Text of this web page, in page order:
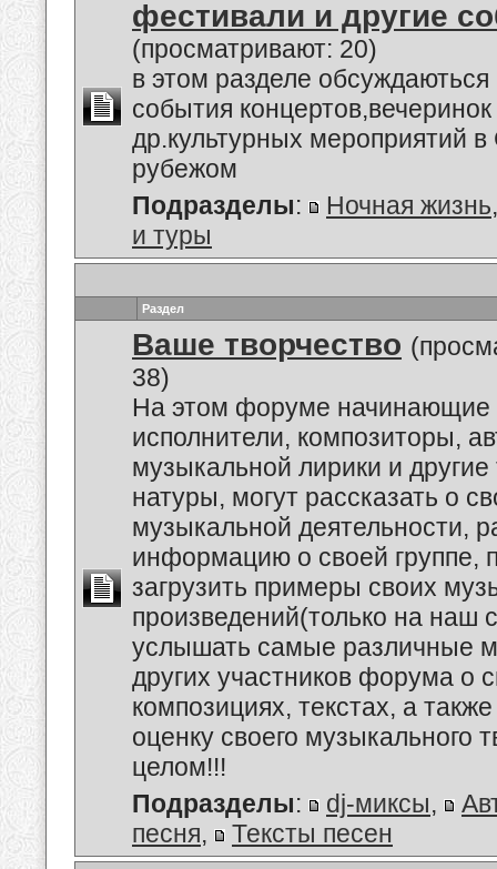
фестивали и другие
(просматривают: 20)
в этом разделе
события
др.культурных мероприятий
рубежом
Подразделы: Ночная жизнь
и туры
Раздел
Ваше творчество
38)
На этом форуме начинающие
исполнители, композиторы,
музыкальной лирики и другие
натуры, могут рассказать о
музыкальной деятельности,
информацию о своей группе,
загрузить примеры своих
произведений(только на наш
услышать самые различные
других участников форума о
композициях, текстах, а
оценку своего музыкального
целом!!!
Подразделы: dj-миксы,
песня, Тексты песен